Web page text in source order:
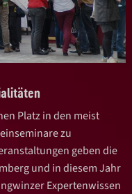
Platz in den meist
zu
geben die
und in diesem Jahr
Expertenwissen